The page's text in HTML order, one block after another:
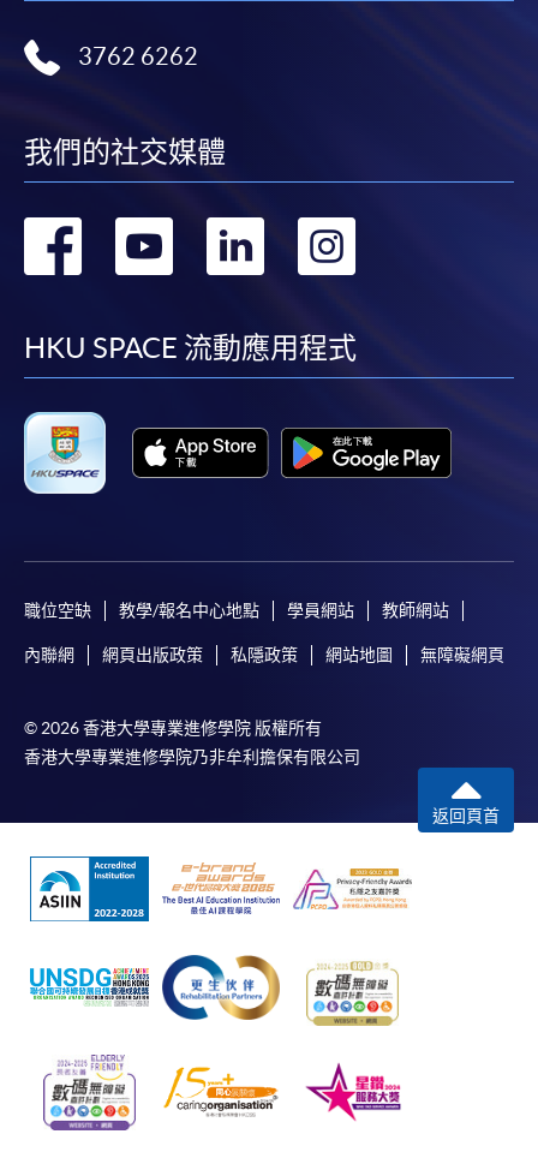
3762 6262
我們的社交媒體
轉
facebook
轉
youtube
轉
linkedin
轉
HKU SPACE 流動應用程式
職位空缺 教學/報名中心地點 學員網站 教師網站
內聯網 網頁出版政策 私隱政策 網站地圖 無障礙網頁
© 2026 香港大學專業進修學院 版權所有
香港大學專業進修學院乃非牟利擔保有限公司
返回頁首